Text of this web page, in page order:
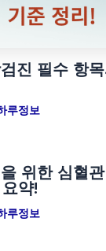
진 필수 항
루정보
위한 심혈
약!
루정보